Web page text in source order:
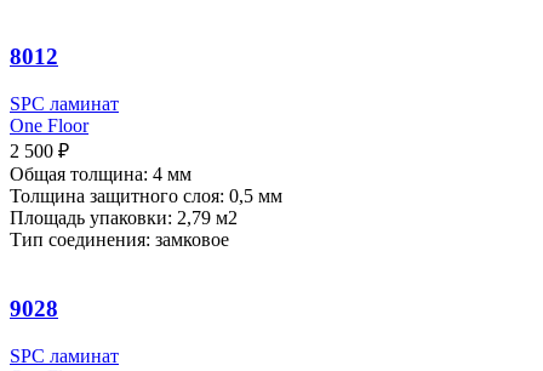
8012
SPC ламинат
One Floor
2 500 ₽
Общая толщина: 4 мм
Толщина защитного слоя: 0,5 мм
Площадь упаковки: 2,79 м2
Тип соединения: замковое
9028
SPC ламинат